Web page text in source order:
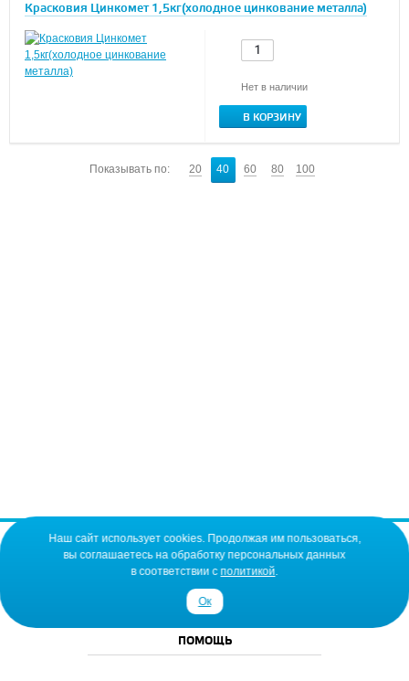
Красковия Цинкомет 1,5кг(холодное цинкование металла)
Нет в наличии
В КОРЗИНУ
Показывать по: 20 40 60 80 100
НА ГЛАВНУЮ
О КОМПАНИИ
ИНФОРМАЦИЯ
ПОМОЩЬ
Наш сайт использует cookies. Продолжая им пользоваться,
вы соглашаетесь на обработку персональных данных
в соответствии сполитикой.
Ок